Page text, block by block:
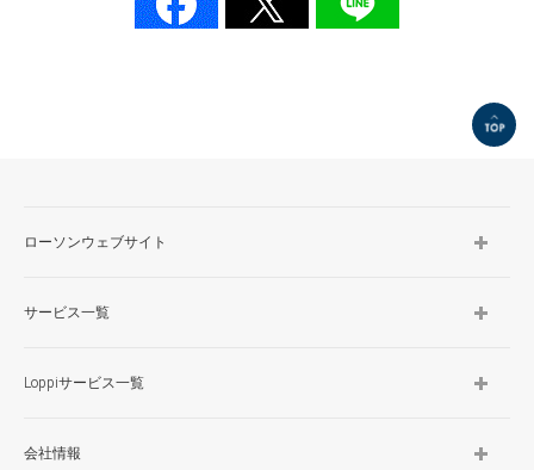
ローソンウェブサイト
サービス一覧
Loppiサービス一覧
会社情報